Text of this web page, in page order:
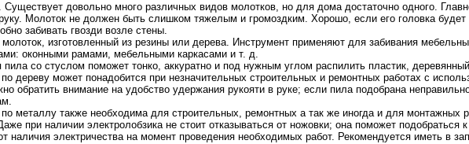
Существует довольно много различных видов молотков, но для дома достаточно одного.
Молоток не должен быть слишком тяжелым и громоздким. Хорошо, если его головка
забивать гвозди возле стены.
молоток, изготовленный из резины или дерева. Инструмент применяют для забивания
оконными рамами, мебельными каркасами и т. д.
пила со стуслом поможет тонко, аккуратно и под нужным углом распилить пластик,
дереву может понадобится при незначительных строительных и ремонтных работах с
обратить внимание на удобство удержания рукояти в руке; если пила подобрана
металлу также необходима для строительных, ремонтных а так же иногда и для монтажных
при наличии электролобзика не стоит отказываться от ножовки; она поможет
наличия электричества на момент проведения необходимых работ. Рекомендуется иметь в